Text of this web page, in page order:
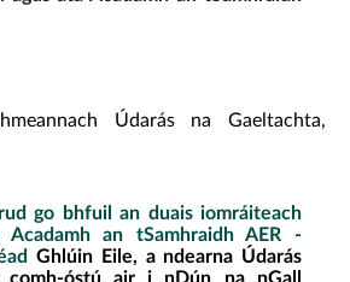
Údarás na Gaeltachta,
go bhfuil an duais iomráiteach
an tSamhraidh AER -
Ghlúin Eile, a ndearna Údarás